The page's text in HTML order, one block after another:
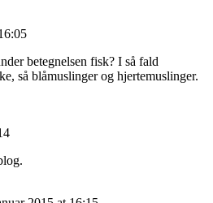
betegnelsen fisk? I så fald
så blåmuslinger og hjertemuslinger.